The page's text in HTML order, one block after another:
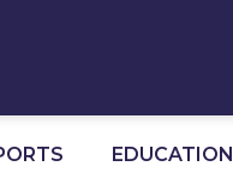
EDUCATION